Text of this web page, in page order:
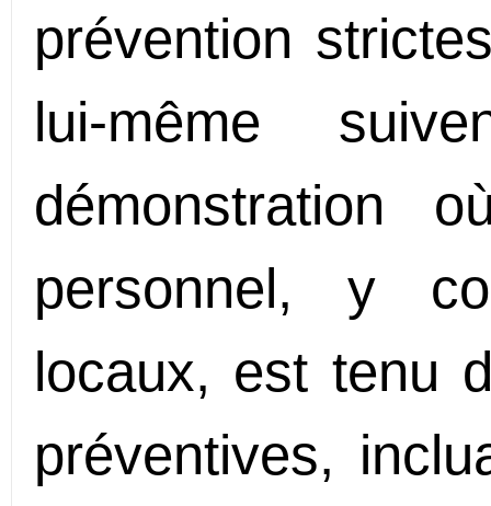
prévention
lui-même
démonstration
personnel, y
locaux, est tenu
préventives,